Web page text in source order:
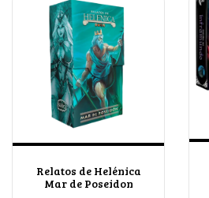
Relatos de Helénica
Mar de Poseidon